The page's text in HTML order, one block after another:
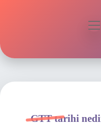
Hakkımızda
GTT tarihi